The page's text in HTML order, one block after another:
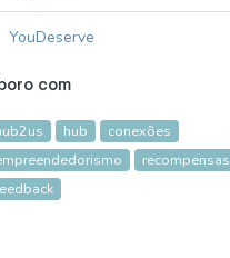
YouDeserve
com
hub
conexões
recompensas